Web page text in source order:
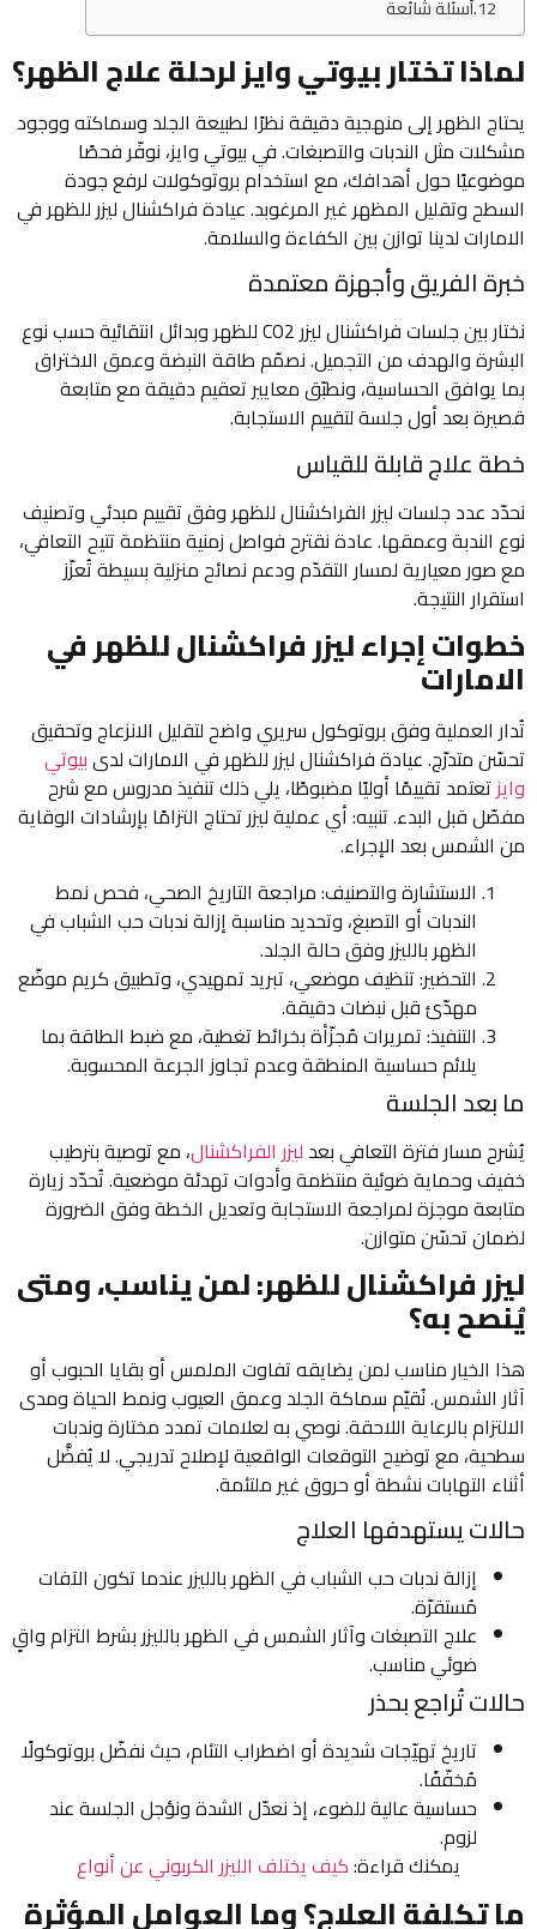
أسئلة شائعة
لماذا تختار بيوتي وايز لرحلة علاج الظهر؟
يحتاج الظهر إلى منهجية دقيقة نظرًا لطبيعة الجلد وسماكته ووجود
مشكلات مثل الندبات والتصبغات. في بيوتي وايز، نوفّر فحصًا
موضوعيًا حول أهدافك، مع استخدام بروتوكولات لرفع جودة
السطح وتقليل المظهر غير المرغوبد. عيادة فراكشنال ليزر للظهر في
الامارات لدينا توازن بين الكفاءة والسلامة.
خبرة الفريق وأجهزة معتمدة
نختار بين جلسات فراكشنال ليزر CO2 للظهر وبدائل انتقائية حسب نوع
البشرة والهدف من التجميل. نصمّم طاقة النبضة وعمق الاختراق
بما يوافق الحساسية، ونطبّق معايير تعقيم دقيقة مع متابعة
قصيرة بعد أول جلسة لتقييم الاستجابة.
خطة علاج قابلة للقياس
نحدّد عدد جلسات ليزر الفراكشنال للظهر وفق تقييم مبدئي وتصنيف
نوع الندبة وعمقها. عادة نقترح فواصل زمنية منتظمة تتيح التعافي،
مع صور معيارية لمسار التقدّم ودعم نصائح منزلية بسيطة تُعزّز
استقرار النتيجة.
خطوات إجراء ليزر فراكشنال للظهر في
الامارات
تُدار العملية وفق بروتوكول سريري واضح لتقليل الانزعاج وتحقيق
تحسّن متدرّج. عيادة فراكشنال ليزر للظهر في الامارات لدىبيوتي
وايزتعتمد تقييمًا أوليًا مضبوطًا، يلي ذلك تنفيذ مدروس مع شرح
مفصّل قبل البدء. تنبيه: أي عملية ليزر تحتاج التزامًا بإرشادات الوقاية
من الشمس بعد الإجراء.
الاستشارة والتصنيف: مراجعة التاريخ الصحي، فحص نمط
الندبات أو التصبغ، وتحديد مناسبة إزالة ندبات حب الشباب في
الظهر بالليزر وفق حالة الجلد.
التحضير: تنظيف موضعي، تبريد تمهيدي، وتطبيق كريم موضّع
مهدّئ قبل نبضات دقيقة.
التنفيذ: تمريرات مُجزّأة بخرائط تغطية، مع ضبط الطاقة بما
يلائم حساسية المنطقة وعدم تجاوز الجرعة المحسوبة.
ما بعد الجلسة
يُشرح مسار فترة التعافي بعد ليزر الفراكشنال، مع توصية بترطيب
خفيف وحماية ضوئية منتظمة وأدوات تهدئة موضعية. تُحدّد زيارة
متابعة موجزة لمراجعة الاستجابة وتعديل الخطة وفق الضرورة
لضمان تحسّن متوازن.
ليزر فراكشنال للظهر: لمن يناسب، ومتى
يُنصح به؟
هذا الخيار مناسب لمن يضايقه تفاوت الملمس أو بقايا الحبوب أو
آثار الشمس. نُقيّم سماكة الجلد وعمق العيوب ونمط الحياة ومدى
الالتزام بالرعاية اللاحقة. نوصي به لعلامات تمدد مختارة وندبات
سطحية، مع توضيح التوقعات الواقعية لإصلاح تدريجي. لا يُفضَّل
أثناء التهابات نشطة أو حروق غير ملتئمة.
حالات يستهدفها العلاج
إزالة ندبات حب الشباب في الظهر بالليزر عندما تكون الآفات
مُستقرّة.
علاج التصبغات وآثار الشمس في الظهر بالليزر بشرط التزام واقٍ
ضوئي مناسب.
حالات تُراجع بحذر
تاريخ تهيّجات شديدة أو اضطراب التئام، حيث نفضّل بروتوكولًا
مُخفّفًا.
حساسية عالية للضوء، إذ نعدّل الشدة ونؤجل الجلسة عند
لزوم.
يمكنك قراءة:كيف يختلف الليزر الكربوني عن أنواع
ما تكلفة العلاج؟ وما العوامل المؤثرة